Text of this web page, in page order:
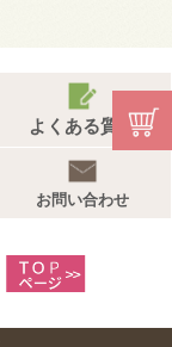
よくある質問
お問い合わせ